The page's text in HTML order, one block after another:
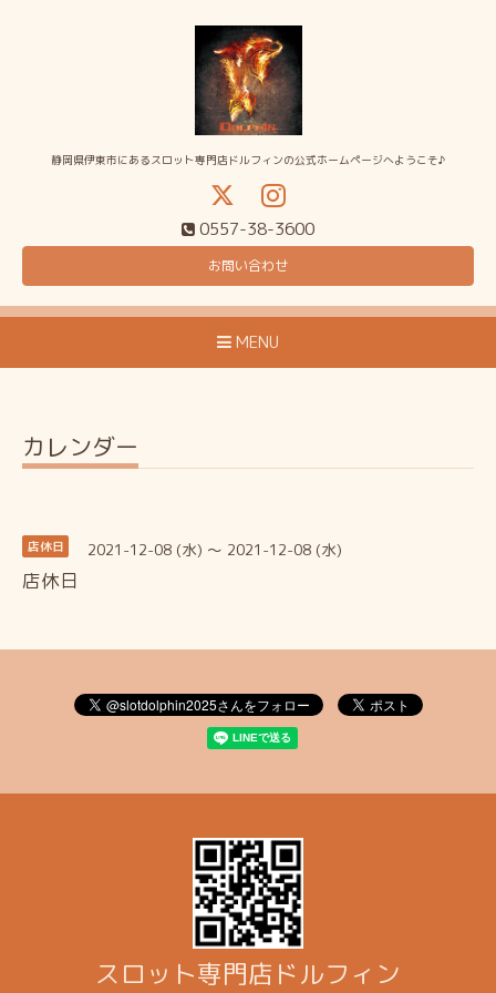
静岡県伊東市にあるスロット専門店ドルフィンの公式ホームページへようこそ♪
0557-38-3600
お問い合わせ
MENU
カレンダー
店休日 2021-12-08 (水) ～ 2021-12-08 (水)
店休日
スロット専門店ドルフィン